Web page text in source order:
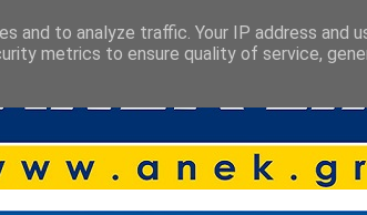
and to analyze traffic. Your IP address and
metrics to ensure quality of service,